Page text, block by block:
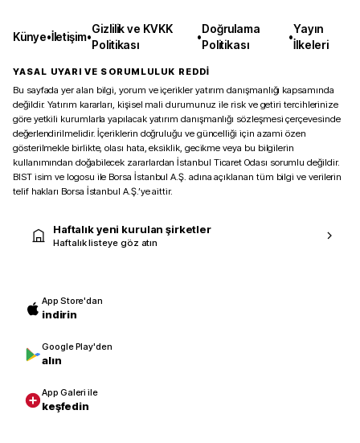
Künye•İletişim•
Gizlilik ve KVKK
Politikası
•
Doğrulama
Politikası
•
Yayın
İlkeleri
YASAL UYARI VE SORUMLULUK REDDİ
Bu sayfada yer alan bilgi, yorum ve içerikler yatırım danışmanlığı kapsamında
değildir. Yatırım kararları, kişisel mali durumunuz ile risk ve getiri tercihlerinize
göre yetkili kurumlarla yapılacak yatırım danışmanlığı sözleşmesi çerçevesinde
değerlendirilmelidir. İçeriklerin doğruluğu ve güncelliği için azami özen
gösterilmekle birlikte, olası hata, eksiklik, gecikme veya bu bilgilerin
kullanımından doğabilecek zararlardan İstanbul Ticaret Odası sorumlu değildir.
BIST isim ve logosu ile Borsa İstanbul A.Ş. adına açıklanan tüm bilgi ve verilerin
telif hakları Borsa İstanbul A.Ş.’ye aittir.
Haftalık yeni kurulan şirketler
Haftalık listeye göz atın
App Store'dan
indirin
Google Play'den
alın
App Galeri ile
keşfedin